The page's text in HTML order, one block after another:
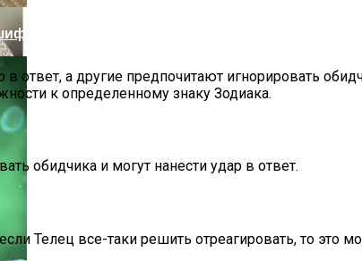
ответ, а другие предпочитают игнорировать
к определенному знаку Зодиака.
обидчика и могут нанести удар в ответ.
Телец все-таки решить отреагировать, то это